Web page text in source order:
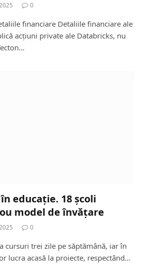
0
financiare Detaliile financiare ale
acțiuni private ale Databricks, nu
educație. 18 școli
model de învățare
0
cursuri trei zile pe săptămână, iar în
lucra acasă la proiecte, respectând…